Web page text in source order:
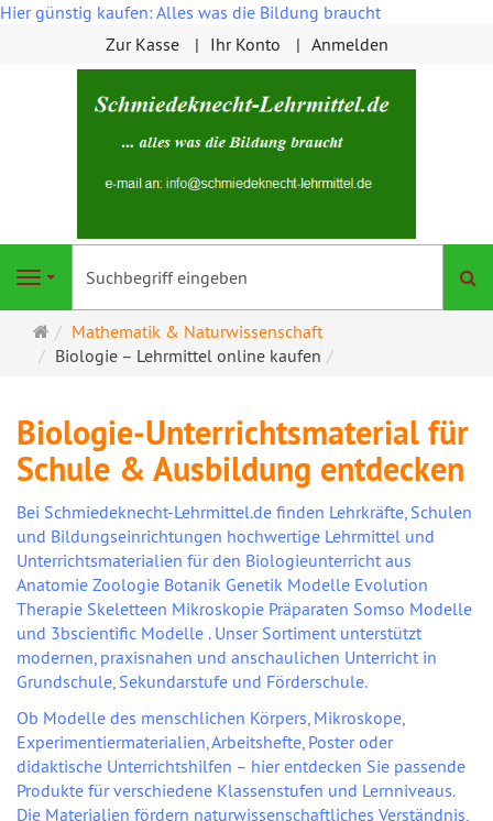
Hier günstig kaufen: Alles was die Bildung braucht
Zur Kasse
Ihr Konto Anmelden
Navigation
Startseite
Mathematik & Naturwissenschaft
Biologie – Lehrmittel online kaufen
Biologie-Unterrichtsmaterial für
Schule & Ausbildung entdecken
Bei Schmiedeknecht-Lehrmittel.de finden Lehrkräfte, Schulen
und Bildungseinrichtungen hochwertige Lehrmittel und
Unterrichtsmaterialien für den Biologieunterricht aus
Anatomie Zoologie Botanik Genetik Modelle Evolution
Therapie Skeletteen Mikroskopie Präparaten Somso Modelle
und 3bscientific Modelle . Unser Sortiment unterstützt
modernen, praxisnahen und anschaulichen Unterricht in
Grundschule, Sekundarstufe und Förderschule.
Ob Modelle des menschlichen Körpers, Mikroskope,
Experimentiermaterialien, Arbeitshefte, Poster oder
didaktische Unterrichtshilfen – hier entdecken Sie passende
Produkte für verschiedene Klassenstufen und Lernniveaus.
Die Materialien fördern naturwissenschaftliches Verständnis,